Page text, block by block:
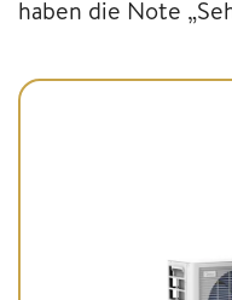
haben die Note